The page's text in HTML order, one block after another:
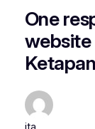
One
website